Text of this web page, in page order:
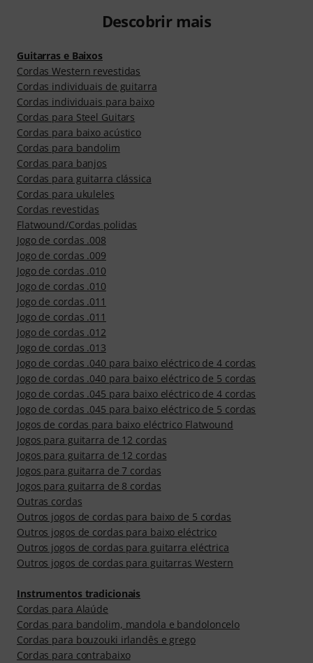
Descobrir mais
Guitarras e Baixos
Cordas Western revestidas
Cordas individuais de guitarra
Cordas individuais para baixo
Cordas para Steel Guitars
Cordas para baixo acústico
Cordas para bandolim
Cordas para banjos
Cordas para guitarra clássica
Cordas para ukuleles
Cordas revestidas
Flatwound/Cordas polidas
Jogo de cordas .008
Jogo de cordas .009
Jogo de cordas .010
Jogo de cordas .010
Jogo de cordas .011
Jogo de cordas .011
Jogo de cordas .012
Jogo de cordas .013
Jogo de cordas .040 para baixo eléctrico de 4 cordas
Jogo de cordas .040 para baixo eléctrico de 5 cordas
Jogo de cordas .045 para baixo eléctrico de 4 cordas
Jogo de cordas .045 para baixo eléctrico de 5 cordas
Jogos de cordas para baixo eléctrico Flatwound
Jogos para guitarra de 12 cordas
Jogos para guitarra de 12 cordas
Jogos para guitarra de 7 cordas
Jogos para guitarra de 8 cordas
Outras cordas
Outros jogos de cordas para baixo de 5 cordas
Outros jogos de cordas para baixo eléctrico
Outros jogos de cordas para guitarra eléctrica
Outros jogos de cordas para guitarras Western
Instrumentos tradicionais
Cordas para Alaúde
Cordas para bandolim, mandola e bandoloncelo
Cordas para bouzouki irlandês e grego
Cordas para contrabaixo